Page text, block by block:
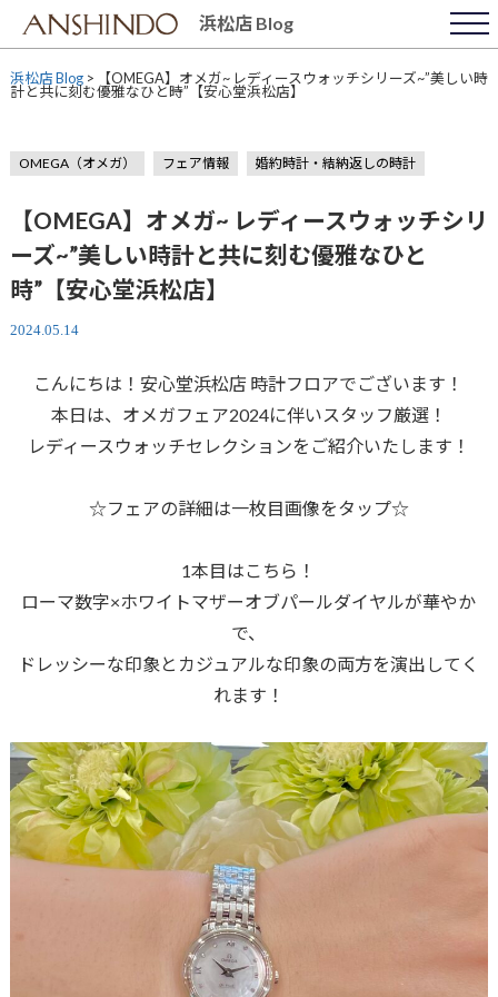
content
浜松店 Blog
浜松店 Blog> 【OMEGA】オメガ~ レディースウォッチシリーズ~”美しい時
計と共に刻む優雅なひと時”【安心堂浜松店】
OMEGA（オメガ） フェア情報 婚約時計・結納返しの時計
【OMEGA】オメガ~ レディースウォッチシリ
ーズ~”美しい時計と共に刻む優雅なひと
時”【安心堂浜松店】
2024.05.14
こんにちは！安心堂浜松店 時計フロアでございます！
本日は、オメガフェア2024に伴いスタッフ厳選！
レディースウォッチセレクションをご紹介いたします！
☆フェアの詳細は一枚目画像をタップ☆
1本目はこちら！
ローマ数字×ホワイトマザーオブパールダイヤルが華やか
で、
ドレッシーな印象とカジュアルな印象の両方を演出してく
れます！